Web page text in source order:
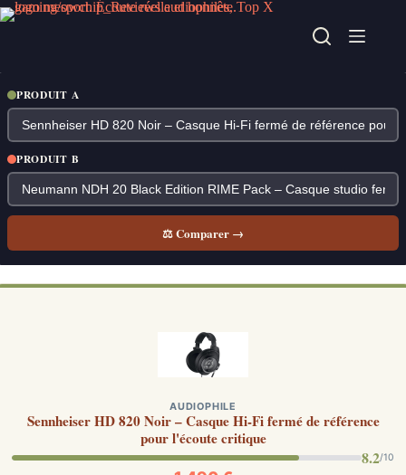
Passer
au
PRODUIT A
PRODUIT B
⚖ Comparer →
AUDIOPHILE
Sennheiser HD 820 Noir – Casque Hi-Fi fermé de référence
pour l'écoute critique
8.2/10